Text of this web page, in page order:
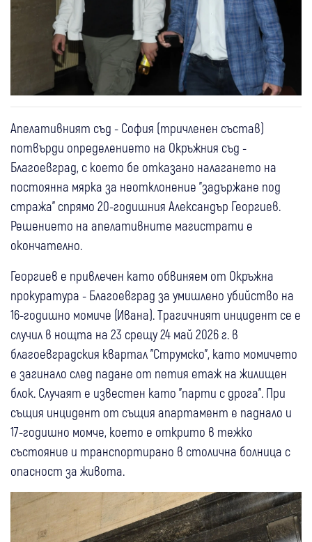
Апелативният съд - София (тричленен състав)
потвърди определението на Окръжния съд -
Благоевград, с което бе отказано налагането на
постоянна мярка за неотклонение "задържане под
стража" спрямо 20-годишния Александър Георгиев.
Решението на апелативните магистрати е
окончателно.
Георгиев е привлечен като обвиняем от Окръжна
прокуратура - Благоевград за умишлено убийство на
16-годишно момиче (Ивана). Трагичният инцидент се е
случил в нощта на 23 срещу 24 май 2026 г. в
благоевградския квартал "Струмско", като момичето
е загинало след падане от петия етаж на жилищен
блок. Случаят е известен като "парти с дрога". При
същия инцидент от същия апартамент е паднало и
17-годишно момче, което е открито в тежко
състояние и транспортирано в столична болница с
опасност за живота.